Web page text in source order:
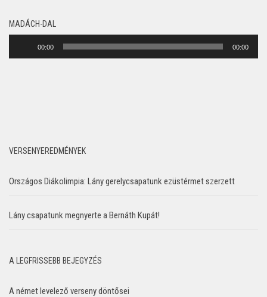
MADÁCH-DAL
00:00 00:00
VERSENYEREDMÉNYEK
Országos Diákolimpia: Lány gerelycsapatunk ezüstérmet szerzett
Lány csapatunk megnyerte a Bernáth Kupát!
A LEGFRISSEBB BEJEGYZÉS
A német levelező verseny döntősei